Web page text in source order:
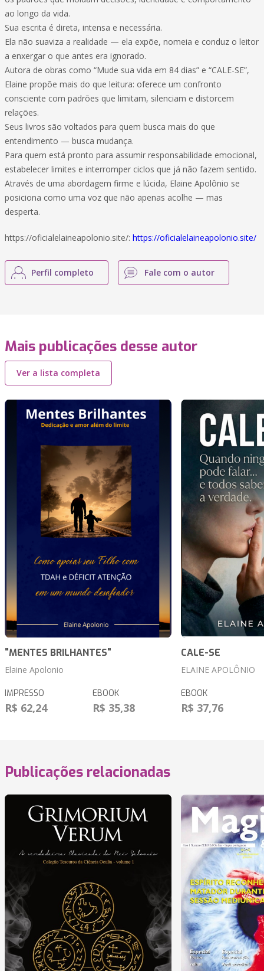
ao longo da vida.
Sua escrita é direta, intensa e necessária.
Ela não suaviza a realidade — ela expõe, nomeia e conduz o leitor
a enxergar o que antes era ignorado.
Autora de obras como “Mude sua vida em 84 dias” e “CALE-SE”,
Elaine propõe mais do que leitura: oferece um confronto
consciente com padrões que limitam, silenciam e distorcem
relações.
Seus livros são voltados para quem busca mais do que
entendimento — busca mudança.
Para quem está pronto para assumir responsabilidade emocional,
estabelecer limites e interromper ciclos que já não fazem sentido.
Através de uma abordagem firme e lúcida, Elaine Apolônio se
posiciona como uma voz que não apenas acolhe — mas
desperta.
https://oficialelaineapolonio.site/: https://oficialelaineapolonio.site/
Perfil completo Fale com o autor
Mais publicações desse autor
Ver a lista completa
"MENTES BRILHANTES"
Elaine Apolonio
IMPRESSO
R$ 62,24
EBOOK
R$ 35,38
CALE-SE
ELAINE APOLÔNIO
EBOOK
R$ 37,76
Publicações relacionadas